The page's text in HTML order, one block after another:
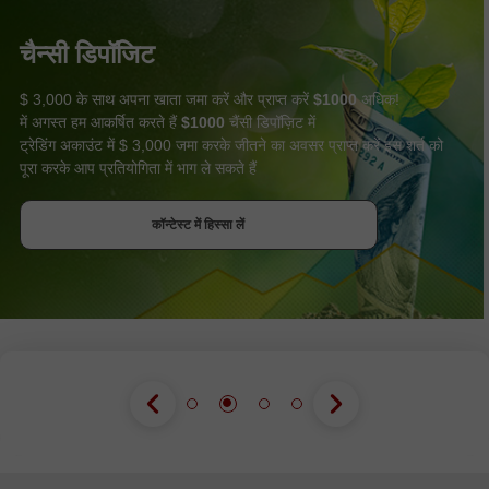
कॉन्टेस्ट में हिस्सा लें
चैन्सी डिपॉजिट
$ 3,000 के साथ अपना खाता जमा करें और प्राप्त करें $1000अधिक!
में अगस्त हम आकर्षित करते हैं $1000 चैंसी डिपॉज़िट में
ट्रेडिंग अकाउंट में $ 3,000 जमा करके जीतने का अवसर प्राप्त करें इस शर्त को
पूरा करके आप प्रतियोगिता में भाग ले सकते हैं
कॉन्टेस्ट में हिस्सा लें
कॉन्टेस्ट में हिस्सा लें